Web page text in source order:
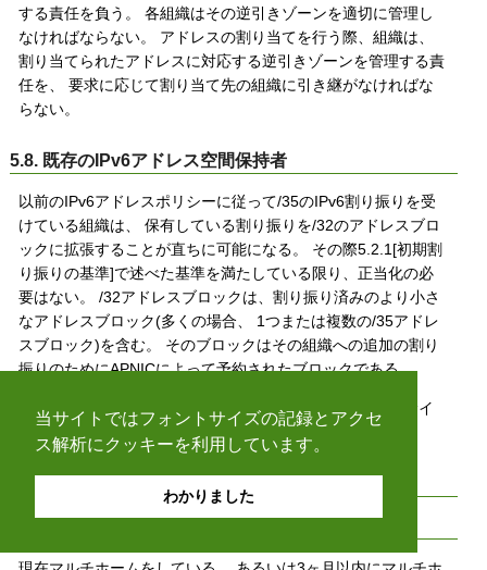
当サイトではフォントサイズの記録とアクセ
ス解析にクッキーを利用しています。
わかりました
する責任を負う。 各組織はその逆引きゾーンを適切に管理し
なければならない。 アドレスの割り当てを行う際、組織は、
割り当てられたアドレスに対応する逆引きゾーンを管理する責
任を、 要求に応じて割り当て先の組織に引き継がなければな
らない。
5.8. 既存のIPv6アドレス空間保持者
以前のIPv6アドレスポリシーに従って/35のIPv6割り振りを受
けている組織は、 保有している割り振りを/32のアドレスブロ
ックに拡張することが直ちに可能になる。 その際5.2.1[初期割
り振りの基準]で述べた基準を満たしている限り、正当化の必
要はない。 /32アドレスブロックは、割り振り済みのより小さ
なアドレスブロック(多くの場合、 1つまたは複数の/35アドレ
スブロック)を含む。 そのブロックはその組織への追加の割り
振りのためにAPNICによって予約されたブロックである。
/32の最小サイズを超える追加空間の申請は、 5.2.3[最小サイ
ズを超える初期割り振り]で説明した通りに審査される。